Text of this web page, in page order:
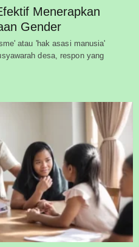
Menerapkan
Gender
atau 'hak asasi manusia'
desa, respon yang